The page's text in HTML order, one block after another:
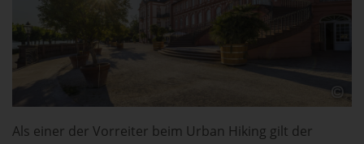
Als einer der Vorreiter beim Urban Hiking gilt der